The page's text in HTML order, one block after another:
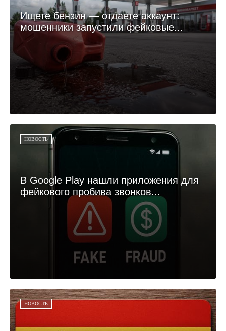
Ищете бензин — отдаете аккаунт:
мошенники запустили фейковые...
НОВОСТЬ
В Google Play нашли приложения для
фейкового пробива звонков...
НОВОСТЬ